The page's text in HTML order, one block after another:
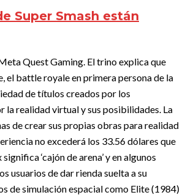
Super Smash están
Quest Gaming. El trino explica que
el battle royale en primera persona de la
de títulos creados por los
realidad virtual y sus posibilidades. La
de crear sus propias obras para realidad
no excederá los 33.56 dólares que
‘cajón de arena’ y en algunos
usuarios de dar rienda suelta a su
de simulación espacial como Elite (1984)